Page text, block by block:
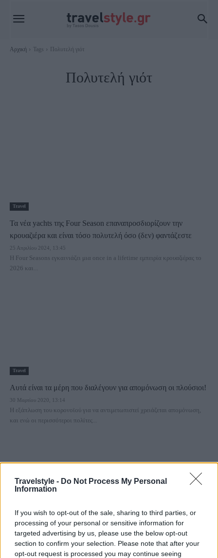
Travelstyle - Do Not Process My Personal
Information
If you wish to opt-out of the sale, sharing to third parties, or
processing of your personal or sensitive information for
targeted advertising by us, please use the below opt-out
section to confirm your selection. Please note that after your
opt-out request is processed you may continue seeing
Αρχική Tags Πολυτελή γιότ
Πολυτελή γιότ
Travel
Τα νέα yachts της Four Season επαναπροσδιορίζουν την
κρουαζιέρα και είναι τόσο πολυτελή όσο (δεν) φαντάζεστε
25 Απριλίου 2024, 13:45
H Four Seasons εγκαινιάζει μια once in a lifetime εμπειρία κρουαζιέρας το
2026 και...
Travel
Αυτά είναι τα μέρη που διαλέγουν για απομόνωση οι πλούσιοι!
30 Μαρτίου 2020, 13:14
Η εξάπλωση του κορονοϊού για να αντιμετωπιστεί χρειάζεται απομόνωση,
και ενώ οι περισσότεροι πολίτες...
Travel News
Αυτό είναι το σούπερ-γιοτ του Μπιλ Γκέιτς! Το αστρονομικό
ποσό που έδωσε… (photos)